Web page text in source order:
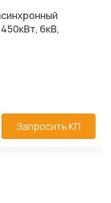
6кВ,
Запросить КП